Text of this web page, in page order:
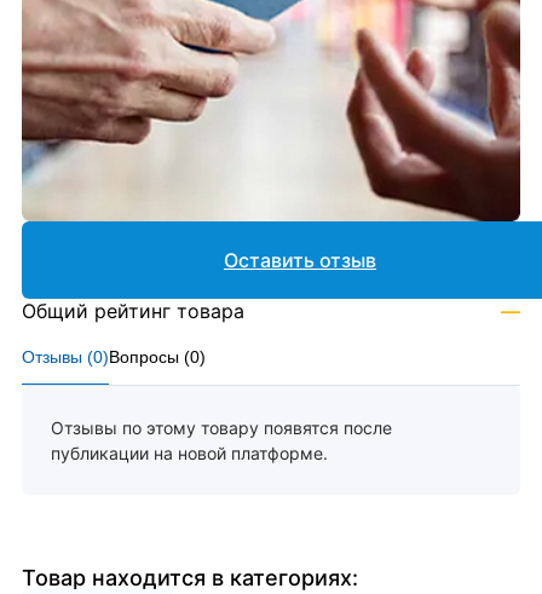
Отзывы (0)Вопросы (0)
Отзывы по этому товару появятся после
публикации на новой платформе.
Оставить отзыв
Общий рейтинг товара —
Товар находится в категориях: